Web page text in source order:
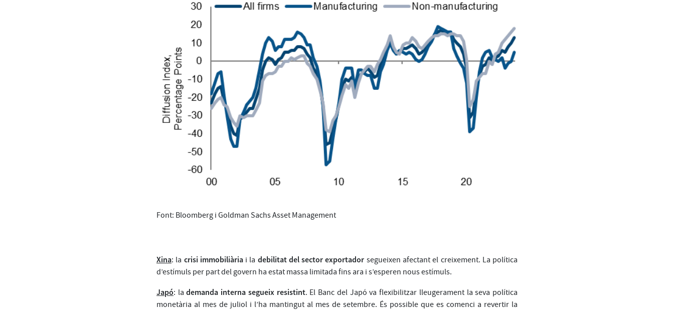
Font: Bloomberg i Goldman Sachs Asset Management
Xina: la crisi immobiliàriai la debilitat del sector exportador segueixen afectant el creixement. La política
d’estímuls per part del govern ha estat massa limitada fins ara i s’esperen nous estímuls.
Japó: lademanda interna segueix resistint. El Banc del Japó va flexibilitzar lleugerament la seva política
monetària al mes de juliol i l’ha mantingut al mes de setembre. És possible que es comenci a revertir la